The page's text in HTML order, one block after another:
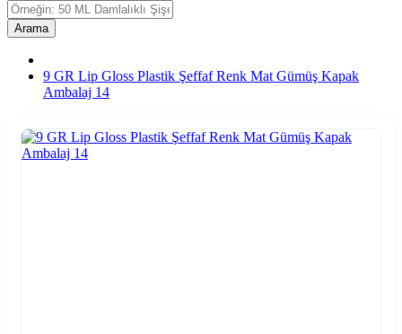
Arama
9 GR Lip Gloss Plastik Şeffaf Renk Mat Gümüş Kapak
Ambalaj 14